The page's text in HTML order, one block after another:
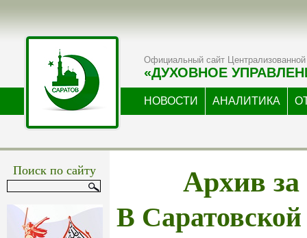
Официальный сайт Централизованной
«ДУХОВНОЕ
НОВОСТИ АНАЛИТИКА
Поиск по сайту Архив
В Саратовской